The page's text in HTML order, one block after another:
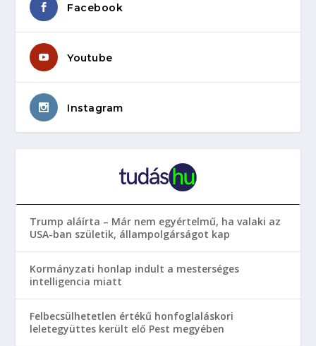
Facebook
Youtube
Instagram
Trump aláírta – Már nem egyértelmű, ha valaki az
USA-ban születik, állampolgárságot kap
Kormányzati honlap indult a mesterséges
intelligencia miatt
Felbecsülhetetlen értékű honfoglaláskori
leletegyüttes került elő Pest megyében